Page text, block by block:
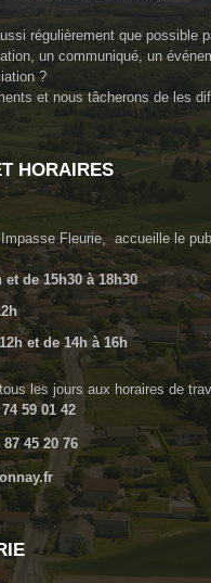
régulièrement que possible
un communiqué, un
?
et nous tâcherons de les
HORAIRES
Fleurie, accueille le
de 15h30 à 18h30
et de 14h à 16h
les jours aux horaires de
59 01 42
87 45 20 76